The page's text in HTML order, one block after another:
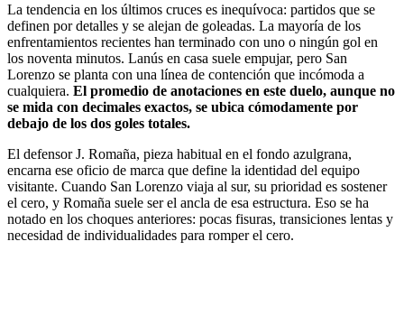
La tendencia en los últimos cruces es inequívoca: partidos que se
definen por detalles y se alejan de goleadas. La mayoría de los
enfrentamientos recientes han terminado con uno o ningún gol en
los noventa minutos. Lanús en casa suele empujar, pero San
Lorenzo se planta con una línea de contención que incómoda a
cualquiera. El promedio de anotaciones en este duelo, aunque no
se mida con decimales exactos, se ubica cómodamente por
debajo de los dos goles totales.
El defensor J. Romaña, pieza habitual en el fondo azulgrana,
encarna ese oficio de marca que define la identidad del equipo
visitante. Cuando San Lorenzo viaja al sur, su prioridad es sostener
el cero, y Romaña suele ser el ancla de esa estructura. Eso se ha
notado en los choques anteriores: pocas fisuras, transiciones lentas y
necesidad de individualidades para romper el cero.